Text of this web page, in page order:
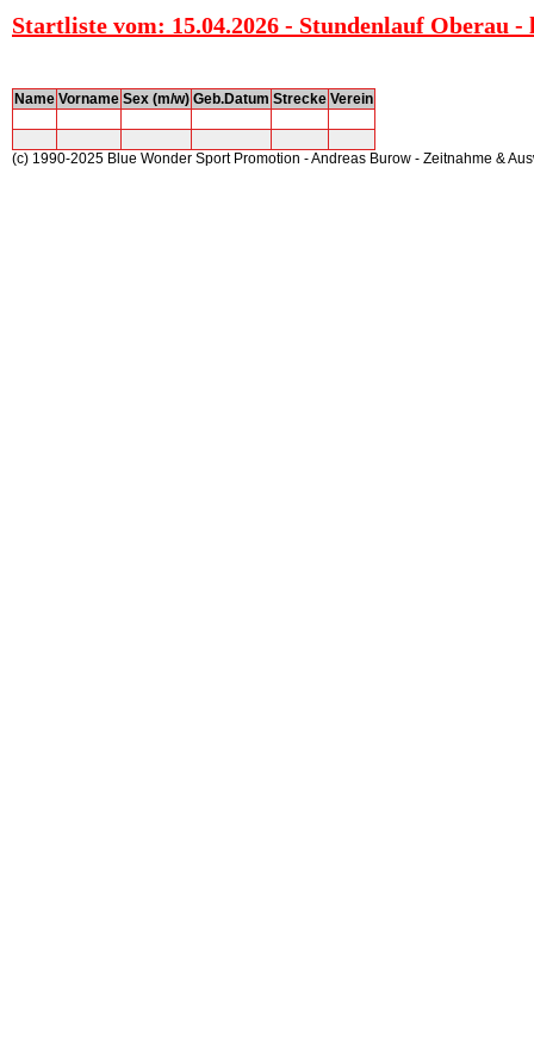
Startliste vom: 15.04.2026 - Stundenlauf Oberau -
Name Vorname Sex (m/w) Geb.Datum Strecke Verein
(c) 1990-2025 Blue Wonder Sport Promotion - Andreas Burow - Zeitnahme &